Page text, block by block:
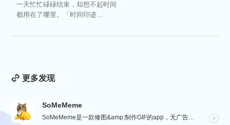
一天忙忙碌碌结束，却想不起时间
都用在了哪里。「时间印迹
更多发现
SoMeMeme
SoMeMeme是一款修图&amp;制作GIF的app，无广告，无水印，专注于修图和将你相册中的视频...